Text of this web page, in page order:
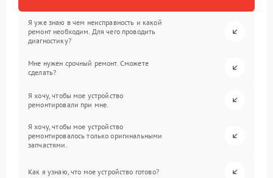
Я уже знаю в чем неисправность и какой
ремонт необходим. Для чего проводить
диагностику?
Мне нужен срочный ремонт. Сможете
сделать?
Я хочу, чтобы мое устройство
ремонтировали при мне.
Я хочу, чтобы мое устройство
ремонтировалось только оригинальными
запчастями.
Как я узнаю, что мое устройство готово?